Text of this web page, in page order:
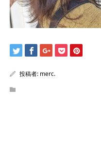
投稿者: merc.